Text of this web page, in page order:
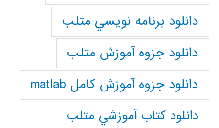
دانلود برنامه نويسي متلب
دانلود جزوه آموزش متلب
دانلود جزوه آموزش کامل matlab
دانلود كتاب آموزشي متلب